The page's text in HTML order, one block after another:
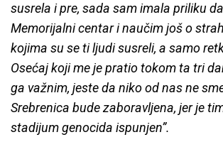
susrela i pre, sada sam imala priliku
Memorijalni centar i naučim još o
kojima su se ti ljudi susreli, a samo
Osećaj koji me je pratio tokom ta tri
ga važnim, jeste da niko od nas ne
Srebrenica bude zaboravljena, jer je
stadijum genocida ispunjen”.